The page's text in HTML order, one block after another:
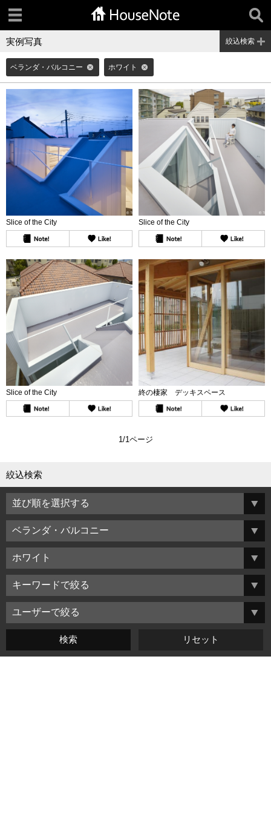
実例写真 絞込検索
ベランダ・バルコニー ホワイト
Slice of the City Slice of the City
Slice of the City 終の棲家 デッキスペース
1/1ページ
絞込検索